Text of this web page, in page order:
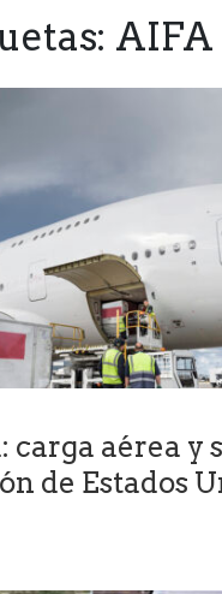
AIFA
carga aérea y
de Estados